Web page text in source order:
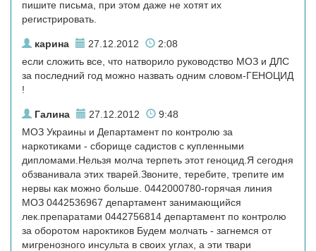
пишите письма, при этом даже не хотят их
регистрировать.
карина 27.12.2012
2:08
если сложить все, что натворило руководство МОЗ и ДЛС
за последний год можно назвать одним словом-ГЕНОЦИД
!
Галина 27.12.2012
9:48
МОЗ Украины и Департамент по контролю за
наркотиками - сборище садистов с купленными
дипломами.Нельзя молча терпеть этот геноцид.Я сегодня
обзванивала этих тварей.Звоните, теребите, трепите им
нервы как можно больше. 0442000780-горячая линия
МОЗ 0442536967 департамент занимающийся
лек.препаратами 0442756814 департамент по контролю
за оборотом нароктиков Будем молчать - загнемся от
мигренозного инсульта в своих углах, а эти твари